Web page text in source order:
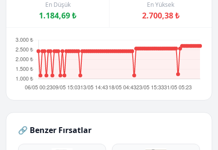
En Düşük
1.184,69 ₺
En Yüksek
2.700,38 ₺
🔗 Benzer Fırsatlar